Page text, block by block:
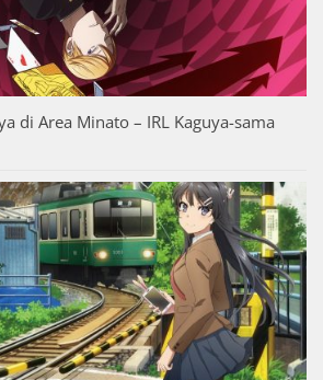
di Area Minato – IRL Kaguya-sama